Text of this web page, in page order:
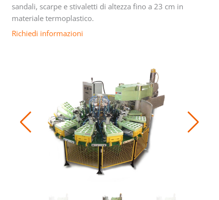
sandali, scarpe e stivaletti di altezza fino a 23 cm in
materiale termoplastico.
Richiedi informazioni